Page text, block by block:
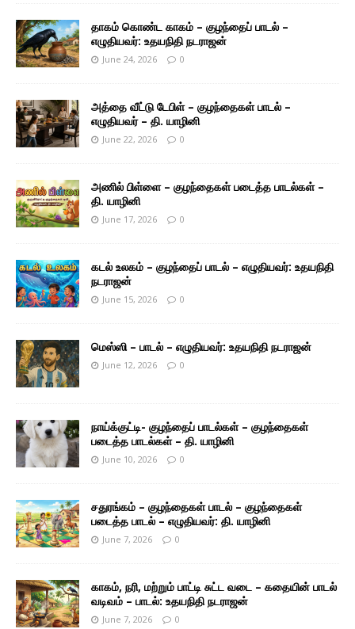
தாகம் கொண்ட காகம் – குழந்தைப் பாடல் –
எழுதியவர்: உதயநிதி நடராஜன்
June 24, 2026 0
அத்தை வீட்டு டேபிள் – குழந்தைகள் பாடல் –
எழுதியவர் – தி. யாழினி
June 22, 2026 0
அணில் பிள்ளை – குழந்தைகள் படைத்த பாடல்கள் –
தி. யாழினி
June 17, 2026 0
கடல் உலகம் – குழந்தைப் பாடல் – எழுதியவர்: உதயநிதி
நடராஜன்
June 15, 2026 0
மெஸ்ஸி – பாடல் – எழுதியவர்: உதயநிதி நடராஜன்
June 12, 2026 0
நாய்க்குட்டி- குழந்தைப் பாடல்கள் – குழந்தைகள்
படைத்த பாடல்கள் – தி. யாழினி
June 10, 2026 0
சதுரங்கம் – குழந்தைகள் பாடல் – குழந்தைகள்
படைத்த பாடல் – எழுதியவர்: தி. யாழினி
June 7, 2026 0
காகம், நரி, மற்றும் பாட்டி சுட்ட வடை – கதையின் பாடல்
வடிவம் – பாடல்: உதயநிதி நடராஜன்
June 7, 2026 0